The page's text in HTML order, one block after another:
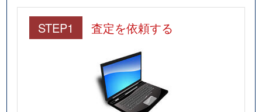
STEP1 査定を依頼する